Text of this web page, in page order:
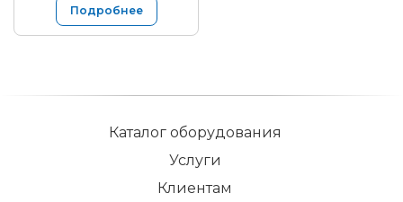
Подробнее
Каталог оборудования
Услуги
Клиентам